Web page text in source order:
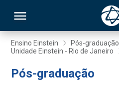
Ensino Einstein Pós-graduação
Unidade Einstein - Rio de Janeiro
Pós-graduação